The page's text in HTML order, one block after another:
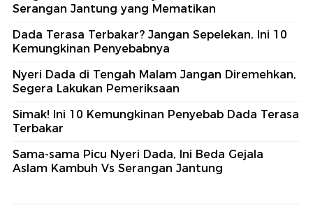
Serangan Jantung yang Mematikan
Dada Terasa Terbakar? Jangan Sepelekan, Ini 10
Kemungkinan Penyebabnya
Nyeri Dada di Tengah Malam Jangan Diremehkan,
Segera Lakukan Pemeriksaan
Simak! Ini 10 Kemungkinan Penyebab Dada Terasa
Terbakar
Sama-sama Picu Nyeri Dada, Ini Beda Gejala
Aslam Kambuh Vs Serangan Jantung